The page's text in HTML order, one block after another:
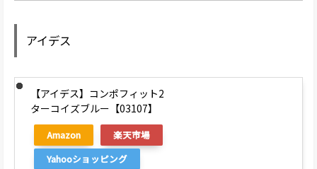
アイデス
【アイデス】コンポフィット2
ターコイズブルー【03107】
Amazon
楽天市場
Yahooショッピング